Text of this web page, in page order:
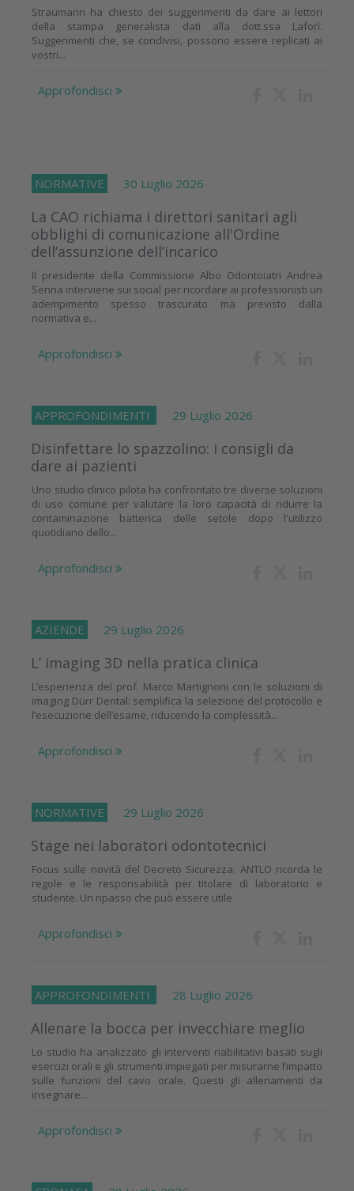
Straumann ha chiesto dei suggerimenti da dare ai lettori
della stampa generalista dati alla dott.ssa Laforì.
Suggerimenti che, se condivisi, possono essere replicati ai
vostri...
Approfondisci
NORMATIVE 30 Luglio 2026
La CAO richiama i direttori sanitari agli
obblighi di comunicazione all'Ordine
dell’assunzione dell’incarico
Il presidente della Commissione Albo Odontoiatri Andrea
Senna interviene sui social per ricordare ai professionisti un
adempimento spesso trascurato ma previsto dalla
normativa e...
Approfondisci
APPROFONDIMENTI 29 Luglio 2026
Disinfettare lo spazzolino: i consigli da
dare ai pazienti
Uno studio clinico pilota ha confrontato tre diverse soluzioni
di uso comune per valutare la loro capacità di ridurre la
contaminazione batterica delle setole dopo l'utilizzo
quotidiano dello...
Approfondisci
AZIENDE 29 Luglio 2026
L’ imaging 3D nella pratica clinica
L’esperienza del prof. Marco Martignoni con le soluzioni di
imaging Dürr Dental: semplifica la selezione del protocollo e
l’esecuzione dell’esame, riducendo la complessità...
Approfondisci
NORMATIVE 29 Luglio 2026
Stage nei laboratori odontotecnici
Focus sulle novità del Decreto Sicurezza. ANTLO ricorda le
regole e le responsabilità per titolare di laboratorio e
studente. Un ripasso che può essere utile
Approfondisci
APPROFONDIMENTI 28 Luglio 2026
Allenare la bocca per invecchiare meglio
Lo studio ha analizzato gli interventi riabilitativi basati sugli
esercizi orali e gli strumenti impiegati per misurarne l’impatto
sulle funzioni del cavo orale. Questi gli allenamenti da
insegnare...
Approfondisci